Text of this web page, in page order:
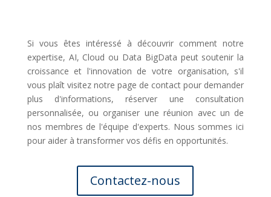
Si vous êtes intéressé à découvrir comment notre
expertise, AI, Cloud ou Data BigData peut soutenir la
croissance et l'innovation de votre organisation, s'il
vous plaît visitez notre page de contact pour demander
plus d'informations, réserver une consultation
personnalisée, ou organiser une réunion avec un de
nos membres de l'équipe d'experts. Nous sommes ici
pour aider à transformer vos défis en opportunités.
Contactez-nous